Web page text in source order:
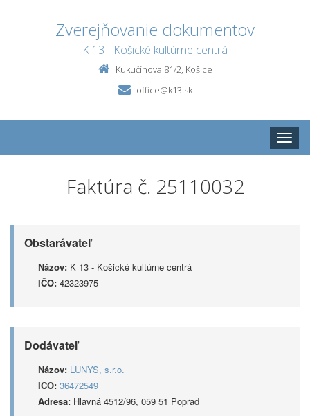
Zverejňovanie dokumentov
K 13 - Košické kultúrne centrá
Kukučínova 81/2, Košice
office@k13.sk
Toggle
Faktúra č. 25110032
Obstarávateľ
Názov: K 13 - Košické kultúrne centrá
IČO: 42323975
Dodávateľ
Názov: LUNYS, s.r.o.
IČO: 36472549
Adresa: Hlavná 4512/96, 059 51 Poprad